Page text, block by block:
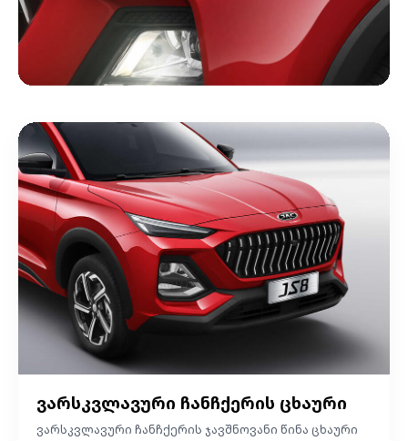
ვარსკვლავური ჩანჩქერის ცხაური
ვარსკვლავური ჩანჩქერის ჯავშნოვანი წინა ცხაური